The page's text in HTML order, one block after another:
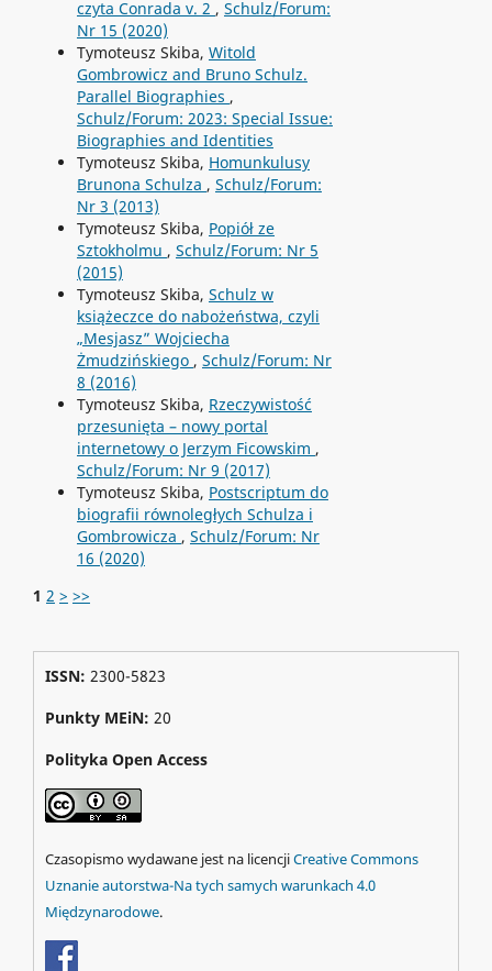
czyta Conrada v. 2 , Schulz/Forum:
Nr 15 (2020)
Tymoteusz Skiba, Witold
Gombrowicz and Bruno Schulz.
Parallel Biographies ,
Schulz/Forum: 2023: Special Issue:
Biographies and Identities
Tymoteusz Skiba, Homunkulusy
Brunona Schulza , Schulz/Forum:
Nr 3 (2013)
Tymoteusz Skiba, Popiół ze
Sztokholmu , Schulz/Forum: Nr 5
(2015)
Tymoteusz Skiba, Schulz w
książeczce do nabożeństwa, czyli
„Mesjasz” Wojciecha
Żmudzińskiego , Schulz/Forum: Nr
8 (2016)
Tymoteusz Skiba, Rzeczywistość
przesunięta – nowy portal
internetowy o Jerzym Ficowskim ,
Schulz/Forum: Nr 9 (2017)
Tymoteusz Skiba, Postscriptum do
biografii równoległych Schulza i
Gombrowicza , Schulz/Forum: Nr
16 (2020)
1 2 > >>
ISSN: 2300-5823
Punkty MEiN: 20
Polityka Open Access
Czasopismo wydawane jest na licencjiCreative Commons
Uznanie autorstwa-Na tych samych warunkach 4.0
Międzynarodowe.